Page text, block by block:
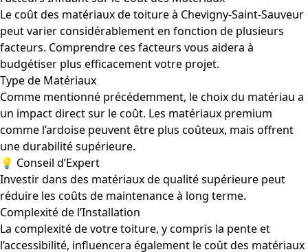
Le coût des matériaux de toiture à Chevigny-Saint-Sauveur
peut varier considérablement en fonction de plusieurs
facteurs. Comprendre ces facteurs vous aidera à
budgétiser plus efficacement votre projet.
Type de Matériaux
Comme mentionné précédemment, le choix du matériau a
un impact direct sur le coût. Les matériaux premium
comme l’ardoise peuvent être plus coûteux, mais offrent
une durabilité supérieure.
💡 Conseil d’Expert
Investir dans des matériaux de qualité supérieure peut
réduire les coûts de maintenance à long terme.
Complexité de l’Installation
La complexité de votre toiture, y compris la pente et
l’accessibilité, influencera également le coût des matériaux